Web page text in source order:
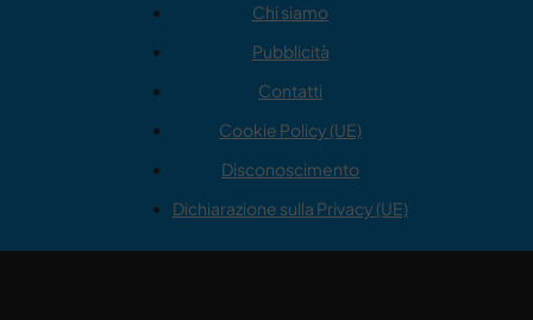
Chi siamo
Pubblicità
Contatti
Cookie Policy (UE)
Disconoscimento
Dichiarazione sulla Privacy (UE)